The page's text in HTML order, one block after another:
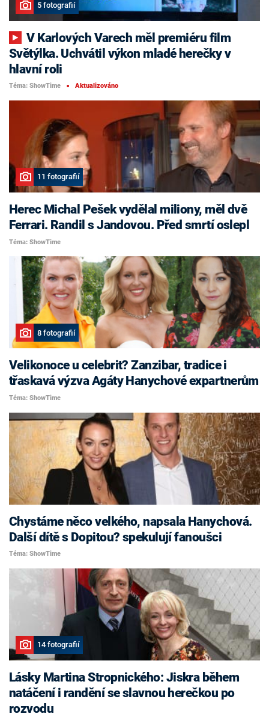
5 fotografií
V Karlových Varech měl premiéru film
Světýlka. Uchvátil výkon mladé herečky v
hlavní roli
Téma: ShowTime ■ Aktualizováno
11 fotografií
Herec Michal Pešek vydělal miliony, měl dvě
Ferrari. Randil s Jandovou. Před smrtí oslepl
Téma: ShowTime
8 fotografií
Velikonoce u celebrit? Zanzibar, tradice i
třaskavá výzva Agáty Hanychové expartnerům
Téma: ShowTime
Chystáme něco velkého, napsala Hanychová.
Další dítě s Dopitou? spekulují fanoušci
Téma: ShowTime
14 fotografií
Lásky Martina Stropnického: Jiskra během
natáčení i randění se slavnou herečkou po
rozvodu